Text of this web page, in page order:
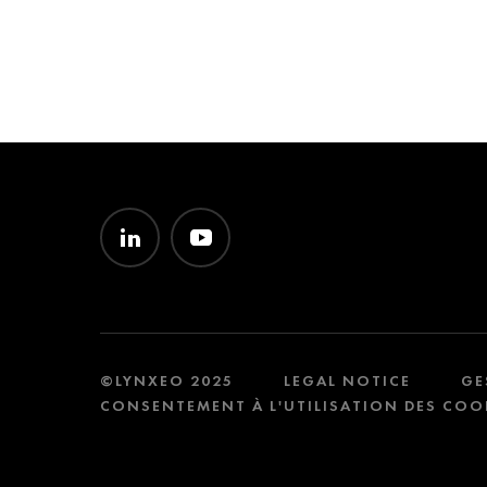
©LYNXEO 2025 LEGAL NOTICE
CONSENTEMENT À L'UTILISATION DES